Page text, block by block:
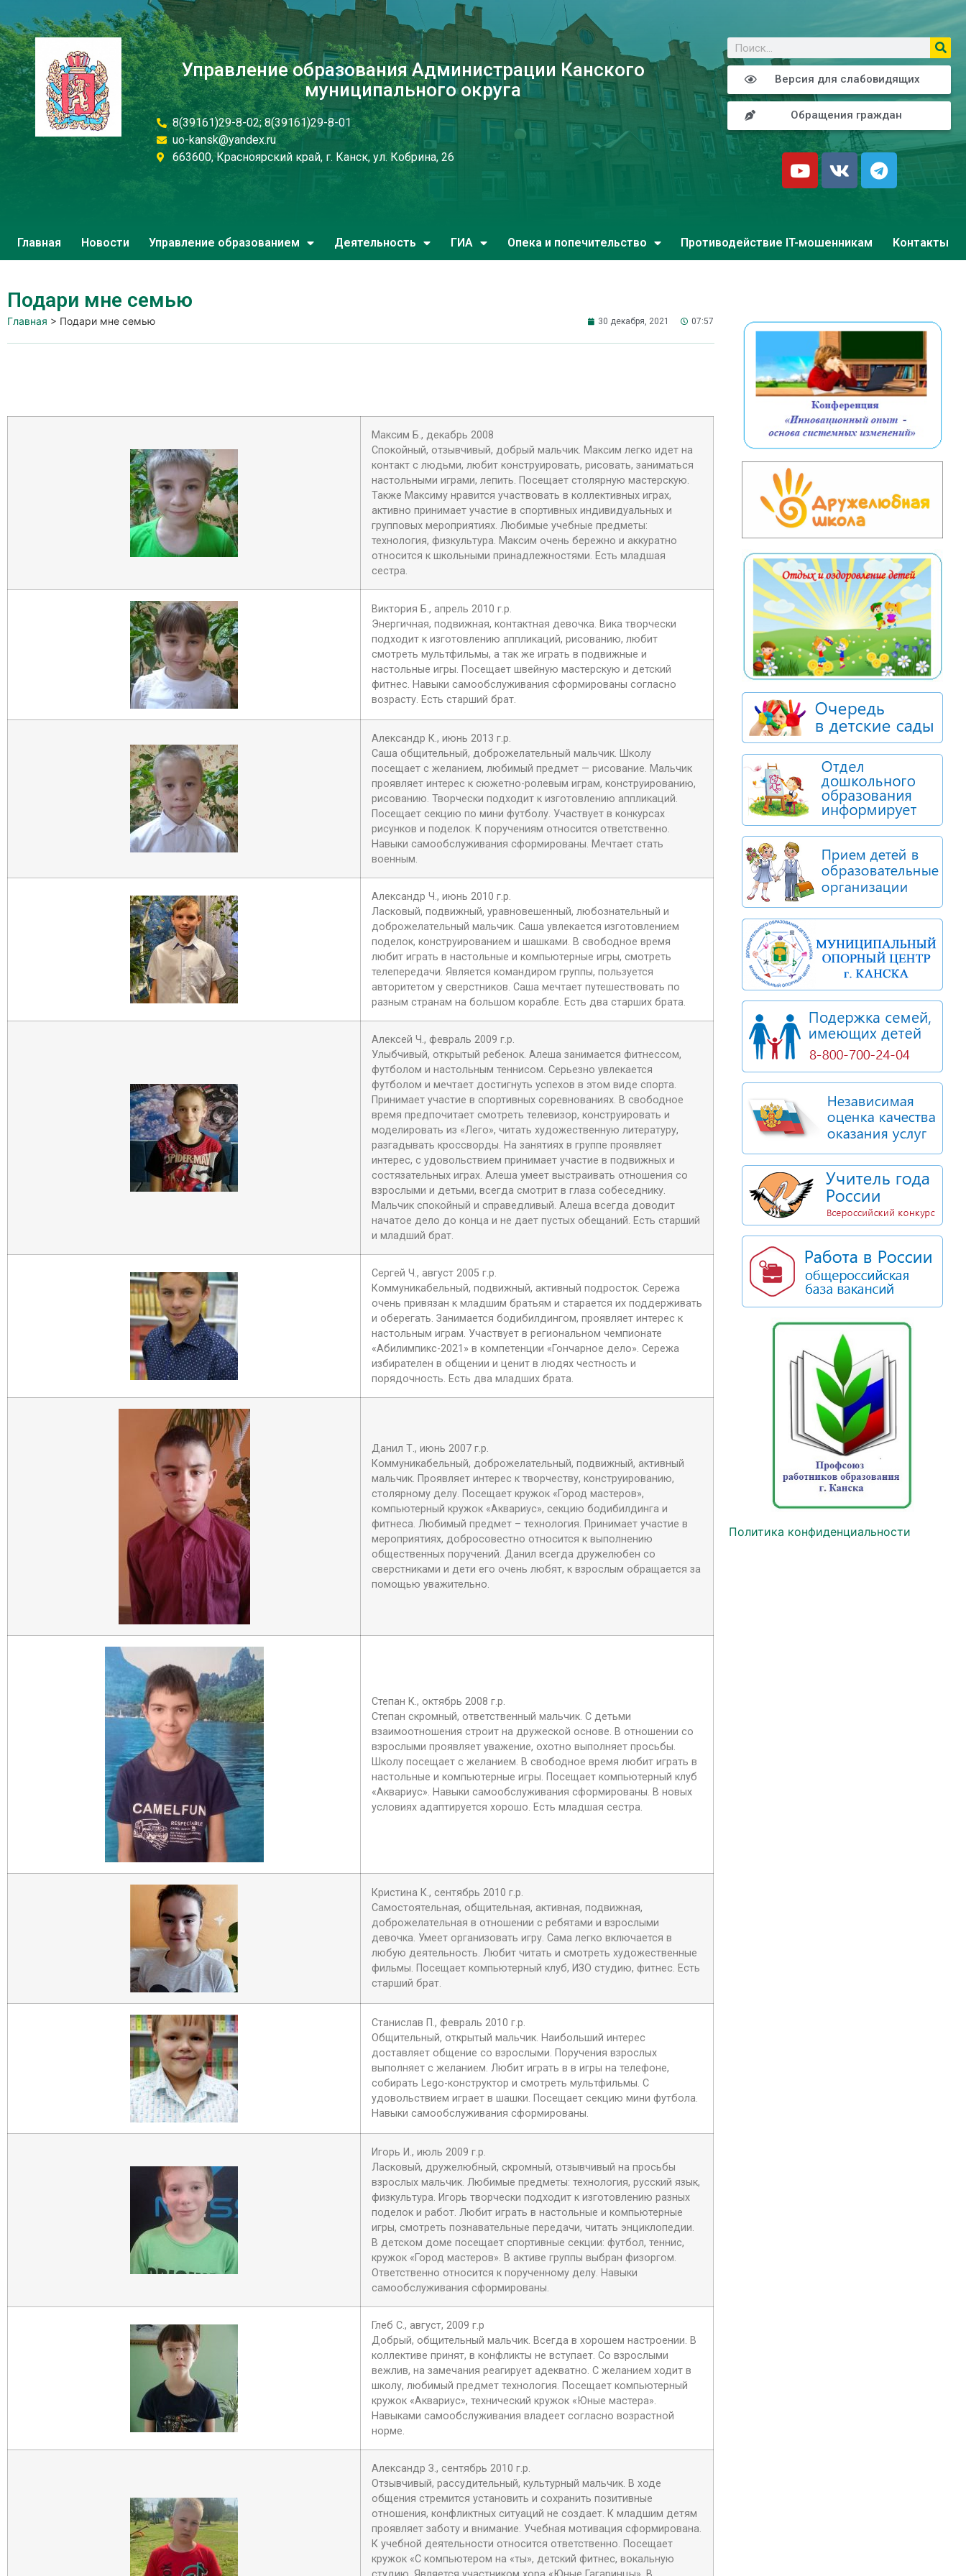
Управление образования Администрации Канского
муниципального округа
8(39161)29-8-02; 8(39161)29-8-01
uo-kansk@yandex.ru
663600, Красноярский край, г. Канск, ул. Кобрина, 26
Версия для слабовидящих
Обращения граждан
Главная Новости Управление образованием Деятельность ГИА Опека и попечительство Противодействие IT-мошенникам Контакты
Подари мне семью
Главная > Подари мне семью 30 декабря, 2021 07:57
Максим Б., декабрь 2008
Спокойный, отзывчивый, добрый мальчик. Максим легко идет на
контакт с людьми, любит конструировать, рисовать, заниматься
настольными играми, лепить. Посещает столярную мастерскую.
Также Максиму нравится участвовать в коллективных играх,
активно принимает участие в спортивных индивидуальных и
групповых мероприятиях. Любимые учебные предметы:
технология, физкультура. Максим очень бережно и аккуратно
относится к школьными принадлежностями. Есть младшая
сестра.
Виктория Б., апрель 2010 г.р.
Энергичная, подвижная, контактная девочка. Вика творчески
подходит к изготовлению аппликаций, рисованию, любит
смотреть мультфильмы, а так же играть в подвижные и
настольные игры. Посещает швейную мастерскую и детский
фитнес. Навыки самообслуживания сформированы согласно
возрасту. Есть старший брат.
Александр К., июнь 2013 г.р.
Саша общительный, доброжелательный мальчик. Школу
посещает с желанием, любимый предмет — рисование. Мальчик
проявляет интерес к сюжетно-ролевым играм, конструированию,
рисованию. Творчески подходит к изготовлению аппликаций.
Посещает секцию по мини футболу. Участвует в конкурсах
рисунков и поделок. К поручениям относится ответственно.
Навыки самообслуживания сформированы. Мечтает стать
военным.
Александр Ч., июнь 2010 г.р.
Ласковый, подвижный, уравновешенный, любознательный и
доброжелательный мальчик. Саша увлекается изготовлением
поделок, конструированием и шашками. В свободное время
любит играть в настольные и компьютерные игры, смотреть
телепередачи. Является командиром группы, пользуется
авторитетом у сверстников. Саша мечтает путешествовать по
разным странам на большом корабле. Есть два старших брата.
Алексей Ч., февраль 2009 г.р.
Улыбчивый, открытый ребенок. Алеша занимается фитнессом,
футболом и настольным теннисом. Серьезно увлекается
футболом и мечтает достигнуть успехов в этом виде спорта.
Принимает участие в спортивных соревнованиях. В свободное
время предпочитает смотреть телевизор, конструировать и
моделировать из «Лего», читать художественную литературу,
разгадывать кроссворды. На занятиях в группе проявляет
интерес, с удовольствием принимает участие в подвижных и
состязательных играх. Алеша умеет выстраивать отношения со
взрослыми и детьми, всегда смотрит в глаза собеседнику.
Мальчик спокойный и справедливый. Алеша всегда доводит
начатое дело до конца и не дает пустых обещаний. Есть старший
и младший брат.
Сергей Ч., август 2005 г.р.
Коммуникабельный, подвижный, активный подросток. Сережа
очень привязан к младшим братьям и старается их поддерживать
и оберегать. Занимается бодибилдингом, проявляет интерес к
настольным играм. Участвует в региональном чемпионате
«Абилимпикс-2021» в компетенции «Гончарное дело». Сережа
избирателен в общении и ценит в людях честность и
порядочность. Есть два младших брата.
Данил Т., июнь 2007 г.р.
Коммуникабельный, доброжелательный, подвижный, активный
мальчик. Проявляет интерес к творчеству, конструированию,
столярному делу. Посещает кружок «Город мастеров»,
компьютерный кружок «Аквариус», секцию бодибилдинга и
фитнеса. Любимый предмет – технология. Принимает участие в
мероприятиях, добросовестно относится к выполнению
общественных поручений. Данил всегда дружелюбен со
сверстниками и дети его очень любят, к взрослым обращается за
помощью уважительно.
Степан К., октябрь 2008 г.р.
Степан скромный, ответственный мальчик. С детьми
взаимоотношения строит на дружеской основе. В отношении со
взрослыми проявляет уважение, охотно выполняет просьбы.
Школу посещает с желанием. В свободное время любит играть в
настольные и компьютерные игры. Посещает компьютерный клуб
«Аквариус». Навыки самообслуживания сформированы. В новых
условиях адаптируется хорошо. Есть младшая сестра.
Кристина К., сентябрь 2010 г.р.
Самостоятельная, общительная, активная, подвижная,
доброжелательная в отношении с ребятами и взрослыми
девочка. Умеет организовать игру. Сама легко включается в
любую деятельность. Любит читать и смотреть художественные
фильмы. Посещает компьютерный клуб, ИЗО студию, фитнес. Есть
старший брат.
Станислав П., февраль 2010 г.р.
Общительный, открытый мальчик. Наибольший интерес
доставляет общение со взрослыми. Поручения взрослых
выполняет с желанием. Любит играть в в игры на телефоне,
собирать Lego-конструктор и смотреть мультфильмы. С
удовольствием играет в шашки. Посещает секцию мини футбола.
Навыки самообслуживания сформированы.
Игорь И., июль 2009 г.р.
Ласковый, дружелюбный, скромный, отзывчивый на просьбы
взрослых мальчик. Любимые предметы: технология, русский язык,
физкультура. Игорь творчески подходит к изготовлению разных
поделок и работ. Любит играть в настольные и компьютерные
игры, смотреть познавательные передачи, читать энциклопедии.
В детском доме посещает спортивные секции: футбол, теннис,
кружок «Город мастеров». В активе группы выбран физоргом.
Ответственно относится к порученному делу. Навыки
самообслуживания сформированы.
Глеб С., август, 2009 г.р
Добрый, общительный мальчик. Всегда в хорошем настроении. В
коллективе принят, в конфликты не вступает. Со взрослыми
вежлив, на замечания реагирует адекватно. С желанием ходит в
школу, любимый предмет технология. Посещает компьютерный
кружок «Аквариус», технический кружок «Юные мастера».
Навыками самообслуживания владеет согласно возрастной
норме.
Александр З., сентябрь 2010 г.р.
Отзывчивый, рассудительный, культурный мальчик. В ходе
общения стремится установить и сохранить позитивные
отношения, конфликтных ситуаций не создает. К младшим детям
проявляет заботу и внимание. Учебная мотивация сформирована.
К учебной деятельности относится ответственно. Посещает
кружок «С компьютером на «ты», детский фитнес, вокальную
Политика конфиденциальности